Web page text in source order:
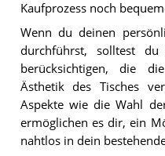
Kaufprozess noch
Wenn du deinen
durchführst, solltest du
berücksichtigen, die
Ästhetik des Tisches
Aspekte wie die Wahl
ermöglichen es dir, ein
nahtlos in dein